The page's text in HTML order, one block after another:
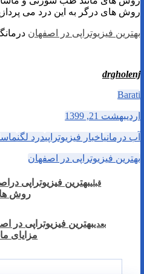
روش های درگر به این درد می
بهترین فیزیوتراپی در اصفهان
drgholenj
Barati
اردیبهشت 21, 1399
آب درمانیاخبار فیزیوتراپیدرد لگن
بهترین فیزیوتراپی در اصفهان
قبلیبهترین فیزیوتراپی
روش
بعدیبهترین فیزیوتراپی در
مزایای